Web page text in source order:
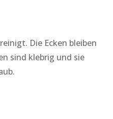
Die Ecken bleiben
sind klebrig und sie